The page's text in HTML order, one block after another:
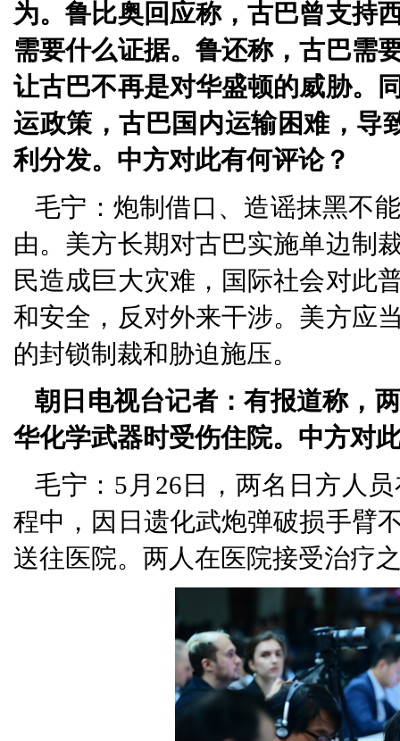
为。鲁比奥回应称，古巴曾支持
需要什么证据。鲁还称，古巴需
让古巴不再是对华盛顿的威胁。
运政策，古巴国内运输困难，导
利分发。中方对此有何评论？
毛宁：炮制借口、造谣抹黑不
由。美方长期对古巴实施单边制
民造成巨大灾难，国际社会对此
和安全，反对外来干涉。美方应
的封锁制裁和胁迫施压。
朝日电视台记者：有报道称，
华化学武器时受伤住院。中方对
毛宁：5月26日，两名日方人
程中，因日遗化武炮弹破损手臂
送往医院。两人在医院接受治疗